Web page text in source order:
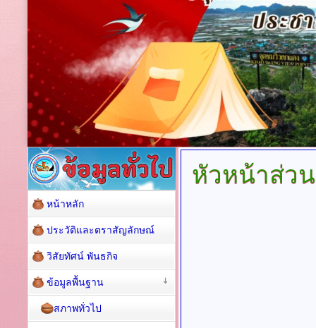
หัวหน้าส่ว
หน้าหลัก
ประวัติและตราสัญลักษณ์
วิสัยทัศน์ พันธกิจ
ข้อมูลพื้นฐาน
สภาพทั่วไป